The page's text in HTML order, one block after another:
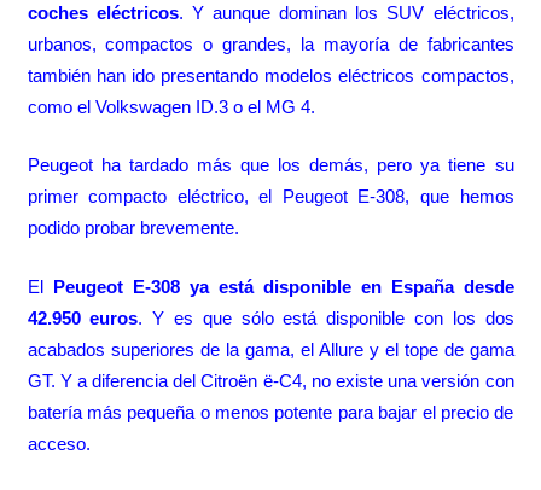
coches eléctricos. Y aunque dominan los SUV eléctricos,
urbanos, compactos o grandes, la mayoría de fabricantes
también han ido presentando modelos eléctricos compactos,
como el Volkswagen ID.3o el MG 4.
Peugeot ha tardado más que los demás, pero ya tiene su
primer compacto eléctrico, el Peugeot E-308, que hemos
podido probar brevemente.
El Peugeot E-308 ya está disponible en España desde
42.950 euros. Y es que sólo está disponible con los dos
acabados superiores de la gama, el Allure y el tope de gama
GT. Y a diferencia delCitroën ë-C4, no existe una versión con
batería más pequeña o menos potente para bajar el precio de
acceso.